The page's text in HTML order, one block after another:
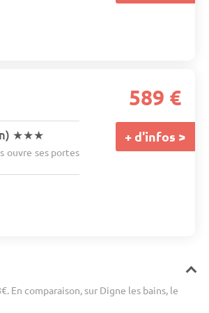
★★★
ouvre ses portes
589 €
+ d'infos >
En comparaison, sur Digne les bains, le